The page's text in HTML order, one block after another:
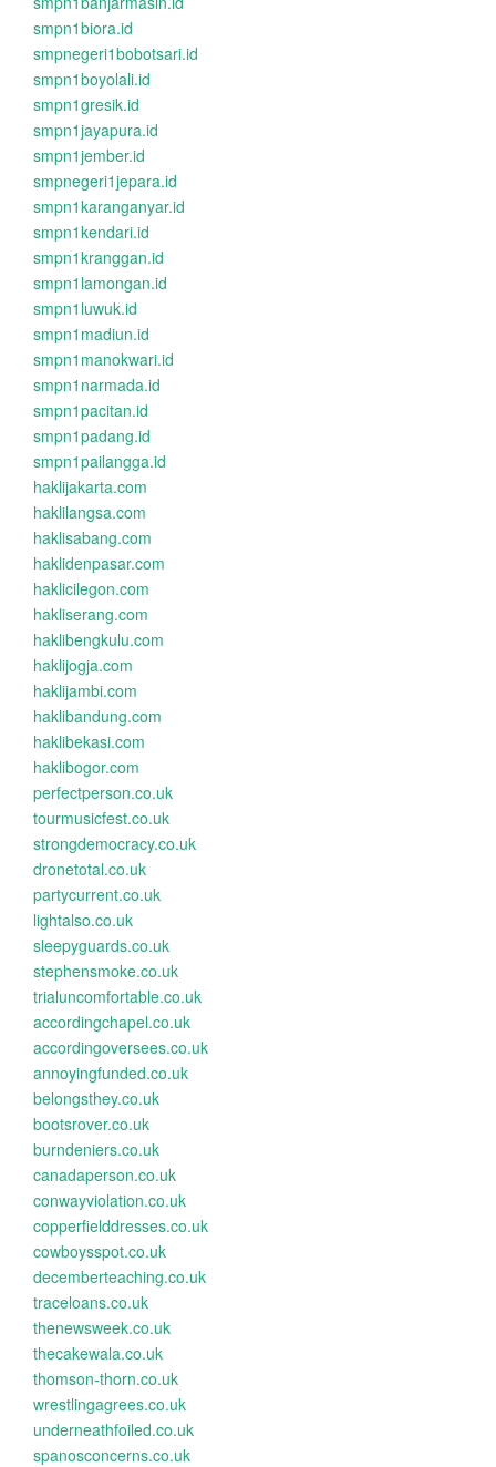
smpn1biora.id
smpnegeri1bobotsari.id
smpn1boyolali.id
smpn1gresik.id
smpn1jayapura.id
smpn1jember.id
smpnegeri1jepara.id
smpn1karanganyar.id
smpn1kendari.id
smpn1kranggan.id
smpn1lamongan.id
smpn1luwuk.id
smpn1madiun.id
smpn1manokwari.id
smpn1narmada.id
smpn1pacitan.id
smpn1padang.id
smpn1pailangga.id
haklijakarta.com
haklilangsa.com
haklisabang.com
haklidenpasar.com
haklicilegon.com
hakliserang.com
haklibengkulu.com
haklijogja.com
haklijambi.com
haklibandung.com
haklibekasi.com
haklibogor.com
perfectperson.co.uk
tourmusicfest.co.uk
strongdemocracy.co.uk
dronetotal.co.uk
partycurrent.co.uk
lightalso.co.uk
sleepyguards.co.uk
stephensmoke.co.uk
trialuncomfortable.co.uk
accordingchapel.co.uk
accordingoversees.co.uk
annoyingfunded.co.uk
belongsthey.co.uk
bootsrover.co.uk
burndeniers.co.uk
canadaperson.co.uk
conwayviolation.co.uk
copperfielddresses.co.uk
cowboysspot.co.uk
decemberteaching.co.uk
traceloans.co.uk
thenewsweek.co.uk
thecakewala.co.uk
thomson-thorn.co.uk
wrestlingagrees.co.uk
underneathfoiled.co.uk
spanosconcerns.co.uk